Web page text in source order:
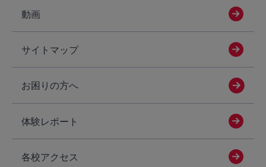
動画
サイトマップ
お困りの方へ
体験レポート
各校アクセス